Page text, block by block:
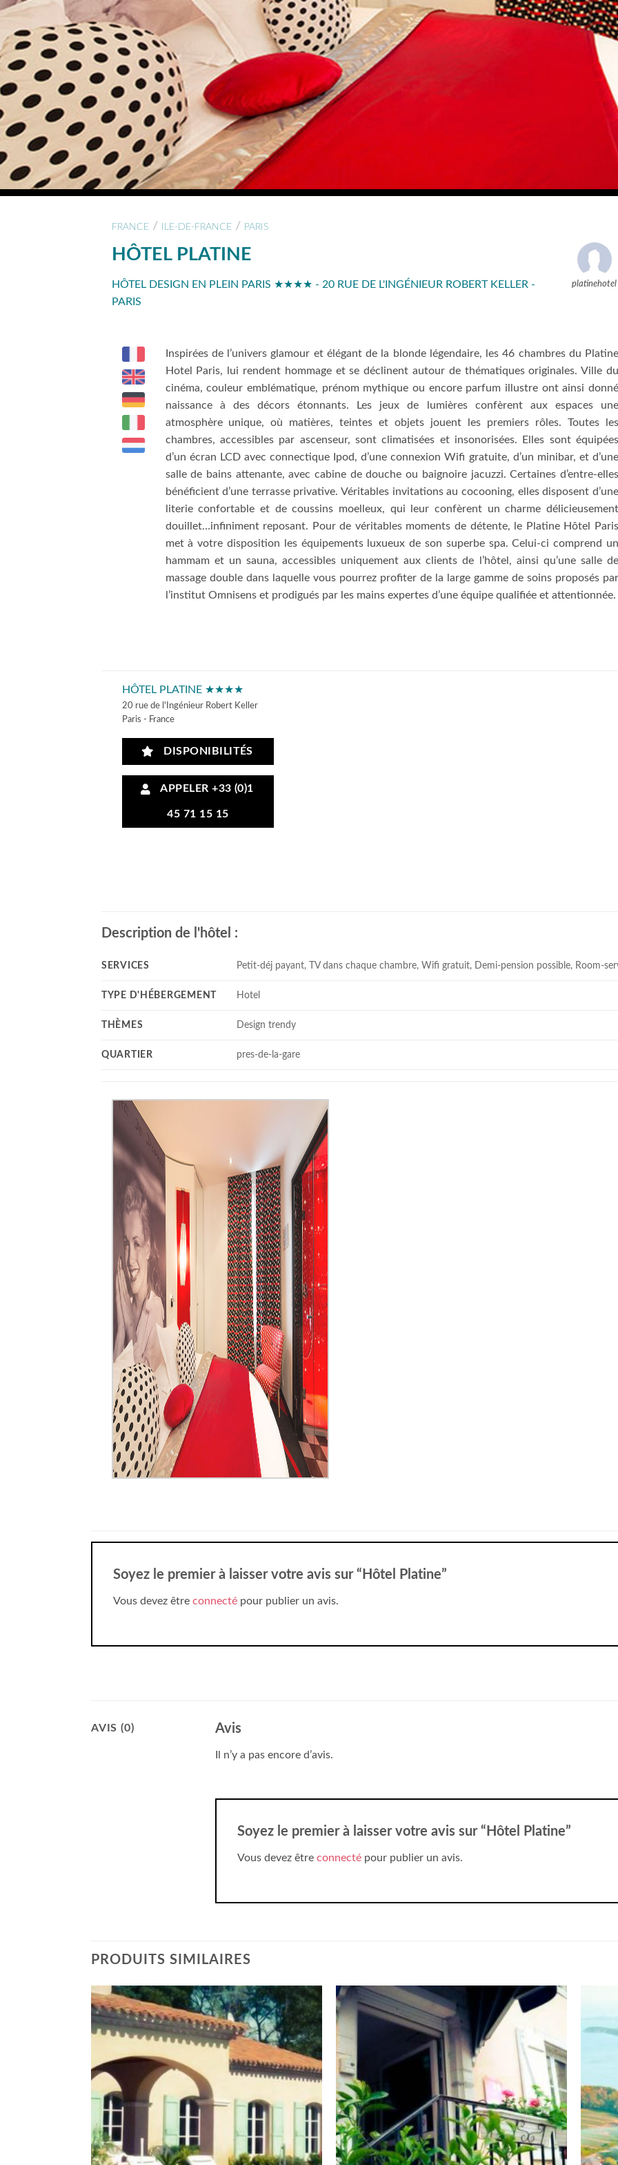
FRANCE / ILE-DE-FRANCE / PARIS
HÔTEL PLATINE
HÔTEL DESIGN EN PLEIN PARIS ★★★★ - 20 RUE DE L'INGÉNIEUR ROBERT KELLER -
PARIS
platinehotel
Inspirées de l’univers glamour et élégant de la blonde légendaire, les 46 chambres du Platine
Hotel Paris, lui rendent hommage et se déclinent autour de thématiques originales. Ville du
cinéma, couleur emblématique, prénom mythique ou encore parfum illustre ont ainsi donné
naissance à des décors étonnants. Les jeux de lumières confèrent aux espaces une
atmosphère unique, où matières, teintes et objets jouent les premiers rôles. Toutes les
chambres, accessibles par ascenseur, sont climatisées et insonorisées. Elles sont équipées
d’un écran LCD avec connectique Ipod, d’une connexion Wifi gratuite, d’un minibar, et d’une
salle de bains attenante, avec cabine de douche ou baignoire jacuzzi. Certaines d’entre-elles
bénéficient d’une terrasse privative. Véritables invitations au cocooning, elles disposent d’une
literie confortable et de coussins moelleux, qui leur confèrent un charme délicieusement
douillet…infiniment reposant. Pour de véritables moments de détente, le Platine Hôtel Paris
met à votre disposition les équipements luxueux de son superbe spa. Celui-ci comprend un
hammam et un sauna, accessibles uniquement aux clients de l’hôtel, ainsi qu’une salle de
massage double dans laquelle vous pourrez profiter de la large gamme de soins proposés par
l’institut Omnisens et prodigués par les mains expertes d’une équipe qualifiée et attentionnée.
HÔTEL PLATINE ★★★★
20 rue de l'Ingénieur Robert Keller
Paris - France
DISPONIBILITÉS
APPELER +33 (0)1
45 71 15 15
Description de l'hôtel :
SERVICES Petit-déj payant, TV dans chaque chambre, Wifi gratuit, Demi-pension possible, Room-
TYPE D'HÉBERGEMENT Hotel
THÈMES Design trendy
QUARTIER pres-de-la-gare
Soyez le premier à laisser votre avis sur “Hôtel Platine”
Vous devez être connecté pour publier un avis.
AVIS (0) Avis
Il n’y a pas encore d’avis.
Soyez le premier à laisser votre avis sur “Hôtel Platine”
Vous devez être connecté pour publier un avis.
PRODUITS SIMILAIRES